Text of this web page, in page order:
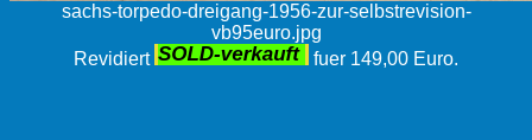
sachs-torpedo-dreigang-1956-zur-selbstrevision-
vb95euro.jpg
Revidiert
fuer 149,00 Euro.